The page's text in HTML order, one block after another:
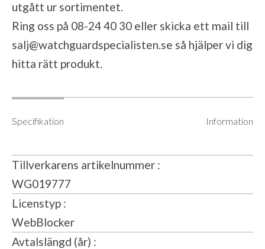
utgått ur sortimentet.
Ring oss på 08-24 40 30 eller skicka ett mail till
salj@watchguardspecialisten.se så hjälper vi dig
hitta rätt produkt.
Specifikation Information
Tillverkarens artikelnummer
WG019777
Licenstyp
WebBlocker
Avtalslängd (år)